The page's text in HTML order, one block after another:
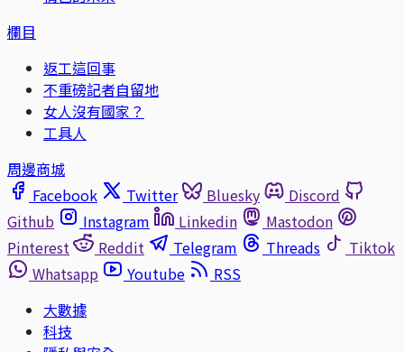
欄目
返工這回事
不重磅記者自留地
女人沒有國家？
工具人
周邊商城
Facebook
Twitter Bluesky
Discord
Github
Instagram Linkedin
Mastodon
Pinterest
Reddit Telegram Threads
Tiktok
Whatsapp
Youtube
RSS
大數據
科技